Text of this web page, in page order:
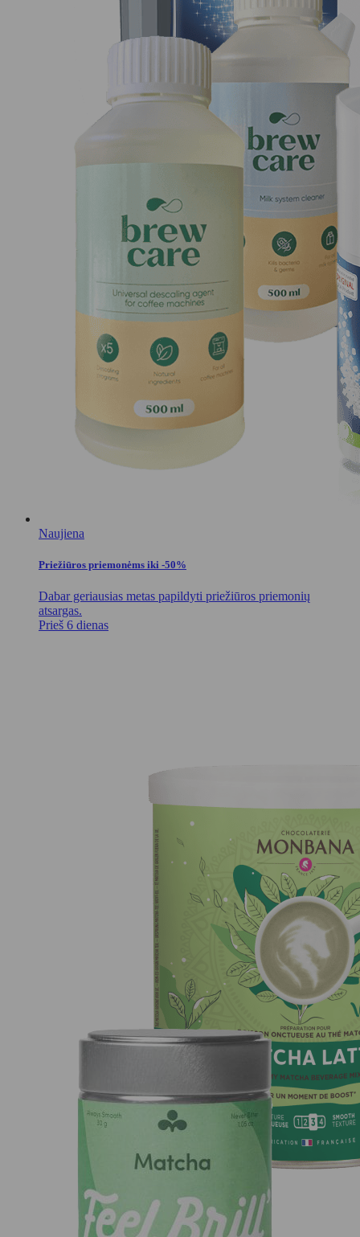
Naujiena
Priežiūros priemonėms iki -50%
Dabar geriausias metas papildyti priežiūros priemonių
atsargas.
Prieš 6 dienas